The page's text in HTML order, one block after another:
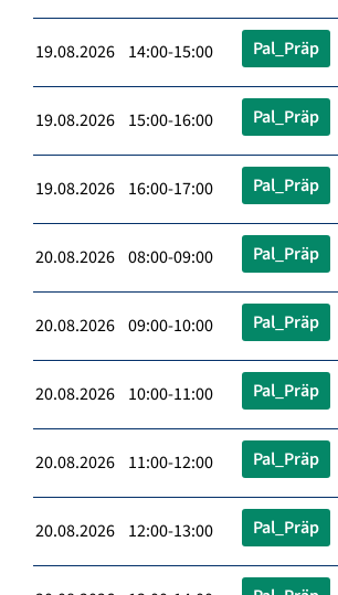
19.08.2026 14:00-15:00 Pal_Präp
19.08.2026 15:00-16:00 Pal_Präp
19.08.2026 16:00-17:00 Pal_Präp
20.08.2026 08:00-09:00 Pal_Präp
20.08.2026 09:00-10:00 Pal_Präp
20.08.2026 10:00-11:00 Pal_Präp
20.08.2026 11:00-12:00 Pal_Präp
20.08.2026 12:00-13:00 Pal_Präp